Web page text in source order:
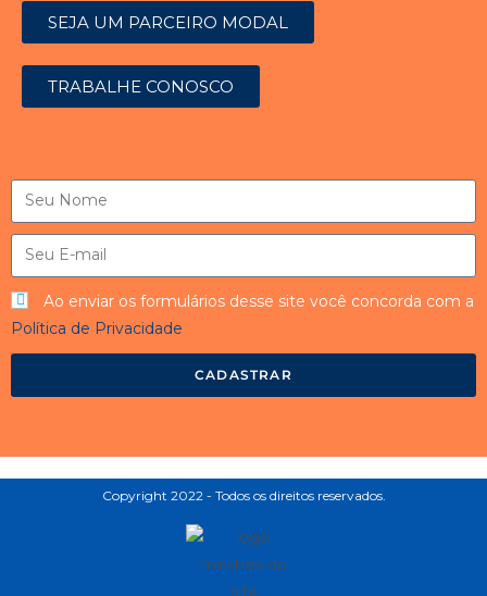
SEJA UM PARCEIRO MODAL
TRABALHE CONOSCO
Ao enviar os formulários desse site você concorda com a
Política de Privacidade
CADASTRAR
Copyright 2022 - Todos os direitos reservados.